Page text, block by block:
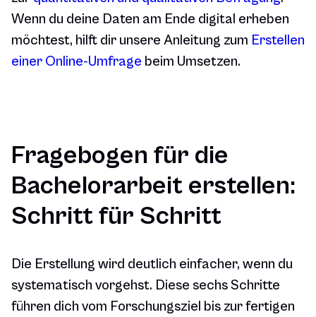
Wenn du deine Daten am Ende digital erheben
möchtest, hilft dir unsere Anleitung zum Erstellen
einer Online-Umfrage beim Umsetzen.
Fragebogen für die
Bachelorarbeit erstellen:
Schritt für Schritt
Die Erstellung wird deutlich einfacher, wenn du
systematisch vorgehst. Diese sechs Schritte
führen dich vom Forschungsziel bis zur fertigen